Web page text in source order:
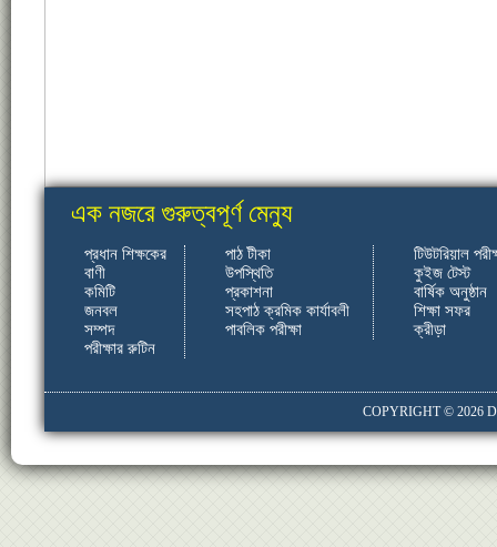
এক নজরে গুরুত্বপূর্ণ মেন্যু
প্রধান শিক্ষকের
বাণী
কমিটি
জনবল
সম্পদ
পরীক্ষার রুটিন
পাঠ টীকা
উপস্থিতি
প্রকাশনা
সহপাঠ ক্রমিক কার্যাবলী
পাবলিক পরীক্ষা
টিউটরিয়াল
কুইজ টেস্ট
বার্ষিক অনুষ্ঠান
শিক্ষা সফর
ক্রীড়া
COPYRIGHT © 2026